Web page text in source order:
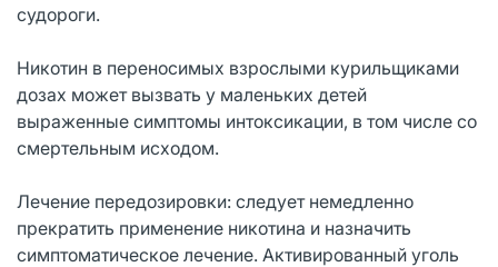
судороги.
Никотин в переносимых взрослыми курильщиками
дозах может вызвать у маленьких детей
выраженные симптомы интоксикации, в том числе со
смертельным исходом.
Лечение передозировки: следует немедленно
прекратить применение никотина и назначить
симптоматическое лечение. Активированный уголь